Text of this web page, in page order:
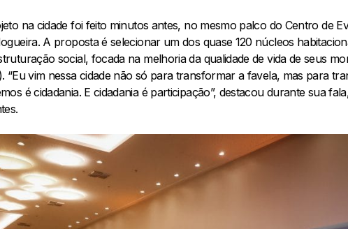
na cidade foi feito minutos antes, no mesmo palco do Centro de
A proposta é selecionar um dos quase 120 núcleos
social, focada na melhoria da qualidade de vida de seus
“Eu vim nessa cidade não só para transformar a favela, mas para
é cidadania. E cidadania é participação”, destacou durante sua